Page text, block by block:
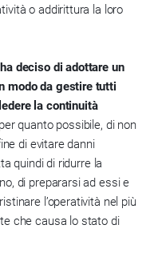
o addirittura la loro
deciso di adottare un
modo da gestire tutti
la continuità
quanto possibile, di non
di evitare danni
quindi di ridurre la
di prepararsi ad essi e
l’operatività nel più
che causa lo stato di